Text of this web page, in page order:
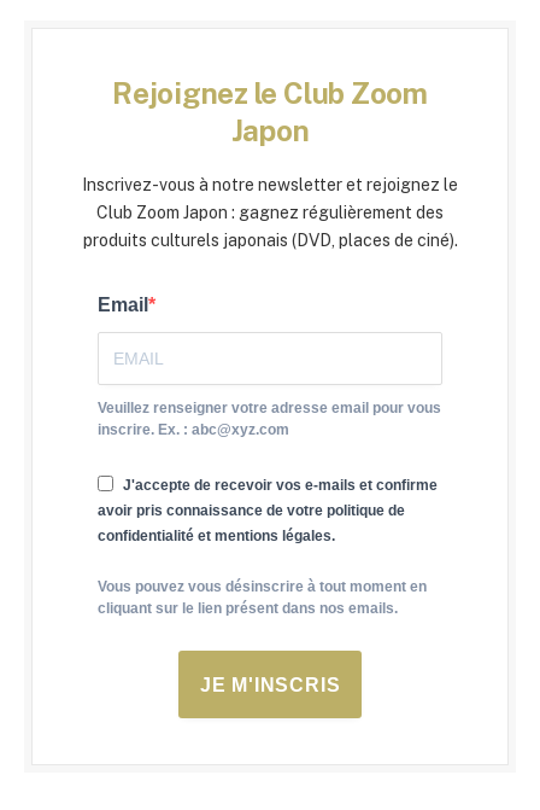
Rejoignez le Club Zoom
Japon
Inscrivez-vous à notre newsletter et rejoignez le
Club Zoom Japon : gagnez régulièrement des
produits culturels japonais (DVD, places de ciné).
Email
Veuillez renseigner votre adresse email pour vous
inscrire. Ex. : abc@xyz.com
J'accepte de recevoir vos e-mails et confirme
avoir pris connaissance de votre politique de
confidentialité et mentions légales.
Vous pouvez vous désinscrire à tout moment en
cliquant sur le lien présent dans nos emails.
JE M'INSCRIS